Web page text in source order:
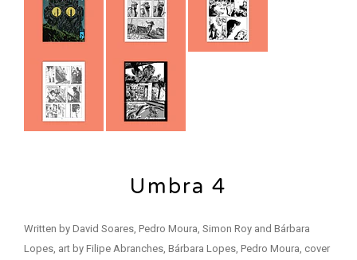
Umbra 4
Written by David Soares, Pedro Moura, Simon Roy and Bárbara
Lopes, art by Filipe Abranches, Bárbara Lopes, Pedro Moura, cover